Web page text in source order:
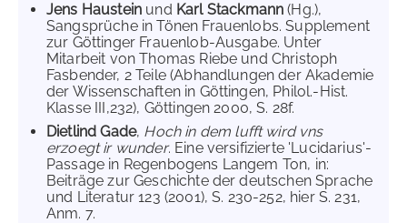
Jens Haustein und Karl Stackmann(Hg.),
Sangsprüche in Tönen Frauenlobs. Supplement
zur Göttinger Frauenlob-Ausgabe. Unter
Mitarbeit von Thomas Riebe und Christoph
Fasbender, 2 Teile (Abhandlungen der Akademie
der Wissenschaften in Göttingen, Philol.-Hist.
Klasse III,232), Göttingen 2000, S. 28f.
Dietlind Gade, Hoch in dem lufft wird vns
erzoegt ir wunder. Eine versifizierte 'Lucidarius'-
Passage in Regenbogens Langem Ton, in:
Beiträge zur Geschichte der deutschen Sprache
und Literatur 123 (2001), S. 230-252, hier S. 231,
Anm. 7.